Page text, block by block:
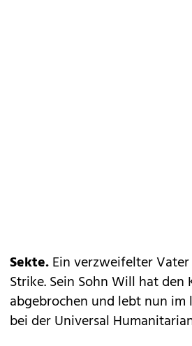
Sekte.Ein verzweifelter
Strike. Sein Sohn Will hat den
abgebrochen und lebt nun
bei der Universal